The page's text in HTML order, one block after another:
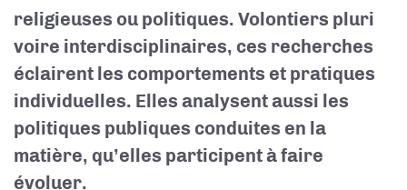
religieuses ou politiques. Volontiers pluri
voire interdisciplinaires, ces recherches
éclairent les comportements et pratiques
individuelles. Elles analysent aussi les
politiques publiques conduites en la
matière, qu’elles participent à faire
évoluer.